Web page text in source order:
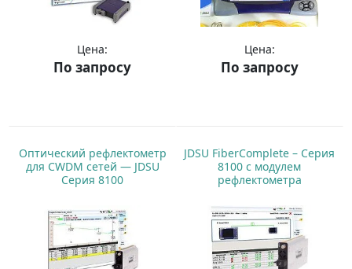
Цена:
По запросу
Цена:
По запросу
Оптический рефлектометр
для CWDM сетей — JDSU
Серия 8100
JDSU FiberComplete – Серия
8100 с модулем
рефлектометра